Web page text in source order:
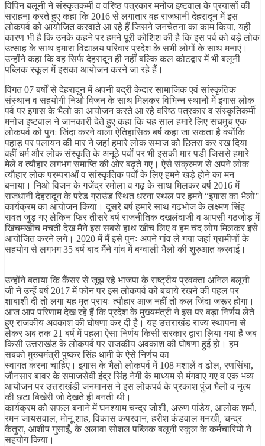
विपिन बलूनी ने संस्कृतकर्मी व वरिष्ठ पत्रकार मनोज इष्टवाल के प्रयासों की
सराहना करते हुए कहा कि 2016 से लगातार वह राजधानी देहरादून में इस
लोकपर्व को आयोजित करवाते आ रहे हैं जिसने जनचेतना का काम किया, यही
कारण भी है कि उनके कहने पर हमने पूरी कोशिश की है कि इस पर्व को बड़े लोक
उत्साह के साथ हमारा विद्यालय परिवार प्रदेश के सभी लोगों के साथ मनाएं।
उन्होंने कहा कि वह सिर्फ देहरादून ही नहीं बल्कि कल कोटद्वार में भी बलूनी
पब्लिक स्कूल में इसका आयोजन करने जा रहे हैं।
विगत 07 बर्षों से देहरादून में अपनी बद्री केदार सामाजिक एवं सांस्कृतिक
संस्थान व सहयोगी निओ विजन के साथ मिलकर विभिन्न स्थानों में इगास लोक
पर्व पर इगास के भैलो का आयोजन करते आ रहे वरिष्ठ पत्रकार व संस्कृतिकर्मी
मनोज इष्टवाल ने जानकारी देते हुए कहा कि यह साल हमारे लिए सचमुच एक
लोकपर्व को पुनः जिंदा करने वाला ऐतिहासिक बर्ष कहा जा सकता है क्योंकि
पहाड़ पर पलायन की मार ने जहां हमारे लोक समाज को छितरा कर रख दिया
वहीं धर्म और लोक संस्कृति के अनूठे पर्वों पर भी इसकी मार पडी जिससे हमारे
मेले व त्यौहार लगभग समाप्ति की ओर बढ़ते गए। ऐसे संक्रमण से अपने लोक
त्यौहार लोक परम्पराओं व सांस्कृतिक पर्वों के लिए हमने खड़े होने का मन
बनाया। निओ विजन के गजेंद्र रमोला व गढ़ के साथ मिलकर बर्ष 2016 में
राजधानी देहरादून के परेड ग्राउंड स्थित धरना स्थल पर हमने “इगास का भैलो”
कार्यक्रम का आयोजन किया। दूसरे बर्ष हमारे साथ गढभोज के लक्ष्मण सिंह
रावत जुड़ गए लेकिन फिर तीसरे बर्ष राजनीतिक दखलंदाजी व आपसी गठजोड़ में
खिंचमखींच मचती देख मैंने इस सबसे हाथ खींच लिए व हम चंद लोग मिलकर इसे
आयोजित करने लगे। 2020 में मैं इसे पुनः अपने गांव ले गया जहां ग्रामीणों के
सहयोग से लगभग 35 बर्ष बाद मैंने गांव में बग्वाली भैलो की शुरुआत करवाई।
उन्होंने बताया कि कैंसर से जूझ रहे भाजपा के राष्ट्रीय प्रवक्ता अनिल बलूनी
जी ने उन्हें बर्ष 2017 में फोन पर इस लोकपर्व को बचाये रखने की पहल पर
शाबाशी दी तो लगा यह मृत प्रायः त्यौहार आज नहीं तो कल जिंदा जरूर होगा।
आज आप परिणाम देख रहे हैं कि प्रदेश के मुख्यमंत्री ने इस पर बड़ा निर्णय लेते
हुए राजकीय अवकाश की घोषणा कर दी है। यह उत्तराखंड राज्य स्थापना से
लेकर अब तक 21 बर्ष में पहला ऐसा निर्णय किसी सरकार द्वारा लिया गया है जब
किसी उत्तराखंड के लोकपर्व पर राजकीय अवकाश की घोषणा हुई हो। हम
सबको मुख्यमंत्री पुष्कर सिंह धामी के ऐसे निर्णय का
स्वागत करना चाहिए। इगास के भैलो लोकपर्व में 108 मशालें व ढोल, रणसिंघा,
जौनसार बावर के समाजसेवी इंद्र सिंह नेगी के माध्यम से मंगवाए गए व एक भव्य
आयोजन पर उत्तराखंडी जनमानस ने इस लोकपर्व के प्रकाश पुंज भैलो व नृत्य
की छटा बिखेरी जो देखते ही बनती थी।
कार्यक्रम को सफल बनाने में घनश्याम चन्द्र जोशी, अरुण पांडेय, आलोक शर्मा,
रमन जायसवाल, मोनू शाह, विकास कपरवान, हरीश कंडवाल मनखी, चन्द्र
कैंतुरा, आशीष गुसाईं, के अलावा सोशल पब्लिक बलूनी स्कूल के कर्मचारियों ने
सहयोग किया।